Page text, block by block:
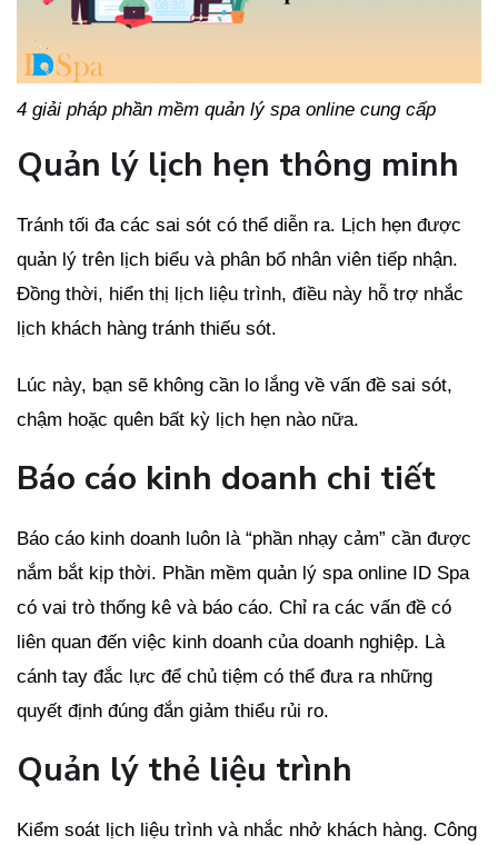
4 giải pháp phần mềm quản lý spa online cung cấp
Quản lý lịch hẹn thông minh
Tránh tối đa các sai sót có thể diễn ra. Lịch hẹn được
quản lý trên lịch biểu và phân bổ nhân viên tiếp nhận.
Đồng thời, hiển thị lịch liệu trình, điều này hỗ trợ nhắc
lịch khách hàng tránh thiếu sót.
Lúc này, bạn sẽ không cần lo lắng về vấn đề sai sót,
chậm hoặc quên bất kỳ lịch hẹn nào nữa.
Báo cáo kinh doanh chi tiết
Báo cáo kinh doanh luôn là “phần nhạy cảm” cần được
nắm bắt kịp thời. Phần mềm quản lý spa online ID Spa
có vai trò thống kê và báo cáo. Chỉ ra các vấn đề có
liên quan đến việc kinh doanh của doanh nghiệp. Là
cánh tay đắc lực để chủ tiệm có thể đưa ra những
quyết định đúng đắn giảm thiểu rủi ro.
Quản lý thẻ liệu trình
Kiểm soát lịch liệu trình và nhắc nhở khách hàng. Công